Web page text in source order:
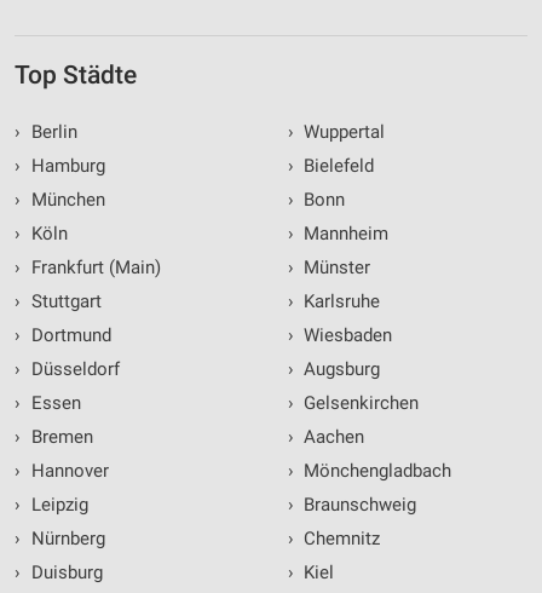
Top Städte
›
Berlin
›
Hamburg
›
München
›
Köln
›
Frankfurt (Main)
› Stuttgart
›
Dortmund
›
Düsseldorf
›
Essen
›
Bremen
›
Hannover
›
Leipzig
›
Nürnberg
›
Duisburg
› Wuppertal
› Bielefeld
› Bonn
› Mannheim
› Münster
› Karlsruhe
› Wiesbaden
› Augsburg
› Gelsenkirchen
› Aachen
› Mönchengladbach
› Braunschweig
› Chemnitz
› Kiel